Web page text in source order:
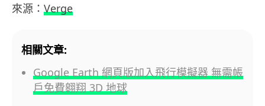
來源： Verge
相關文章:
Google Earth 網頁版加入飛行模擬器 無需帳
戶免費翱翔 3D 地球